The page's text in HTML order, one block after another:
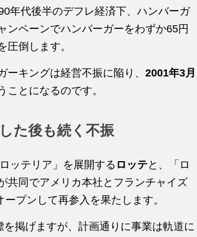
年代後半のデフレ経済下、ハンバーガ
ンペーンでハンバーガーをわずか65円
圧倒します。
キングは経営不振に陥り、 2001年3月
ことになるのです。
た後も続く不振
ッテリア」を展開する ロッテと、「ロ
共同でアメリカ本社とフランチャイズ
プンして再参入を果たします。
掲げますが、計画通りに事業は軌道に